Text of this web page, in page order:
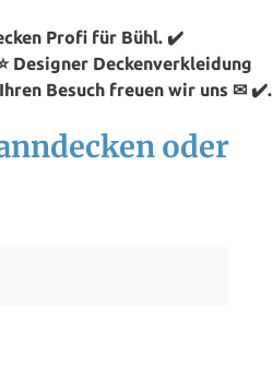
Profi für Bühl. ✔️
Designer Deckenverkleidung
Besuch freuen wir uns ✉ ✔️.
oder